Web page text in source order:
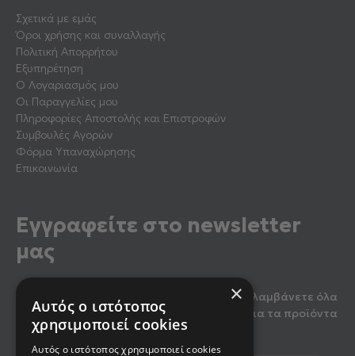
Σχετικά με εμάς
Όροι χρήσης και συναλλαγής
Πολιτική Απορρήτου
Εξυπηρέτηση
Ο Λογαριασμός μου
Οι Παραγγελίες μου
Πληροφορίες Αποστολής και Επιστροφών
Συμβουλές Αγορών
Φόρμα Υπαναχώρησης
Επικοινωνία
Εγγραφείτε στο newsletter
μας
Κάντε εγγραφή στο newsletter μας για να λαμβάνετε όλα
τα τελευταία νέα, καθώς και προσφορές για τα προϊόντα
μας.
×
Αυτός ο ιστότοπος
χρησιμοποιεί cookies
Αυτός ο ιστότοπος χρησιμοποιεί cookies